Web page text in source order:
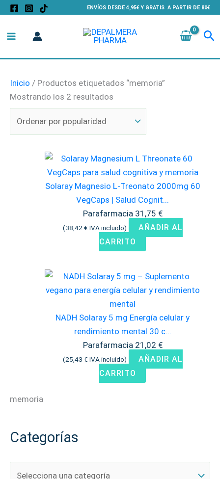
contenido
ENVÍOS DESDE 4,95€ Y GRATIS A PARTIR DE 80€
Categorías
Inicio / Productos etiquetados “memoria”
Mostrando los 2 resultados
Ordenado
popularidad
Solaray Magnesio L-Treonato 2000mg 60
VegCaps | Salud Cognit...
Parafarmacia 31,75 €
(38,42 € IVA incluido)
AÑADIR AL
CARRITO
NADH Solaray 5 mg Energía celular y
rendimiento mental 30 c...
Parafarmacia 21,02 €
(25,43 € IVA incluido)
AÑADIR AL
CARRITO
memoria